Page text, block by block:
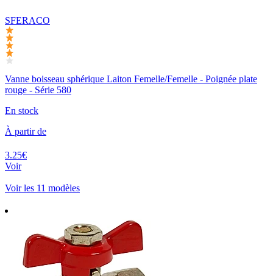
SFERACO
Vanne boisseau sphérique Laiton Femelle/Femelle - Poignée plate
rouge - Série 580
En stock
À partir de
3.25€
Voir
Voir les 11 modèles